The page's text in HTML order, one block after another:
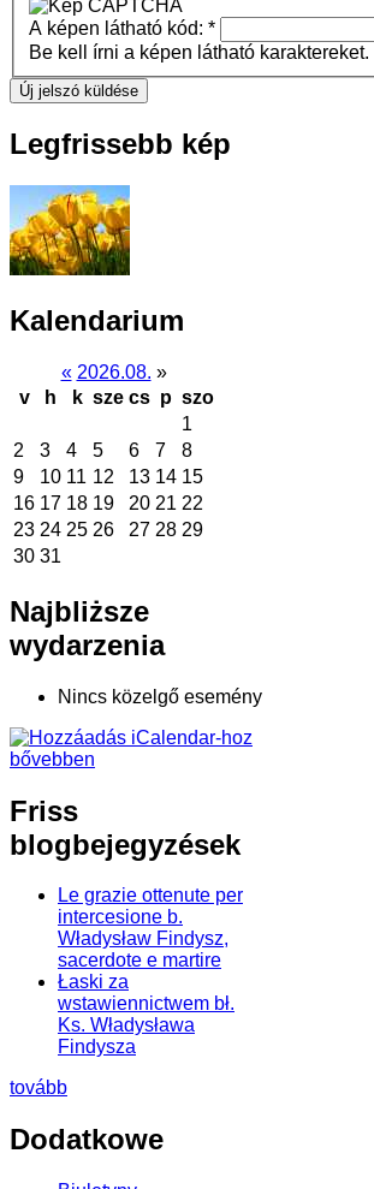
A képen látható kód: *
Be kell írni a képen látható karaktereket.
Legfrissebb kép
Kalendarium
« 2026.08. »
v
h k sze cs p szo
1
2
3 4 5 6 7
8
9
10 11 12 13 14 15
16 17 18 19 20 21 22
23 24 25 26 27 28 29
30 31
Najbliższe
wydarzenia
Nincs közelgő esemény
bővebben
Friss
blogbejegyzések
Le grazie ottenute per
intercesione b.
Władysław Findysz,
sacerdote e martire
Łaski za
wstawiennictwem bł.
Ks. Władysława
Findysza
tovább
Dodatkowe